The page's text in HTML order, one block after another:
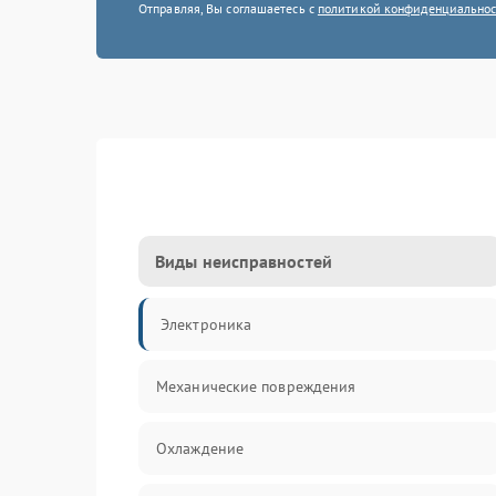
Отправляя, Вы соглашаетесь с политикой
Виды неисправностей
Электроника
Механические повреждения
Охлаждение